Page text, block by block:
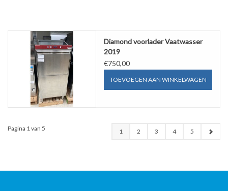
Diamond voorlader Vaatwasser
2019
€750,00
TOEVOEGEN AAN WINKELWAGEN
Pagina 1 van 5 1 2 3 4 5